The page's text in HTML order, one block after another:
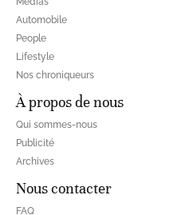
Automobile
People
Lifestyle
Nos chroniqueurs
À propos de nous
Qui sommes-nous
Publicité
Archives
Nous contacter
FAQ